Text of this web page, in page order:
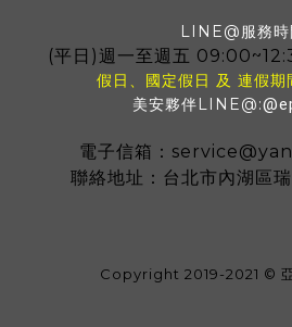
LINE@服務時
(平日) 週一至週五
假日、國定假日 及 連假期
美安夥伴LINE@:
電子信箱：
聯絡地址：台北市內湖區
Copyright 2019-2021 ©